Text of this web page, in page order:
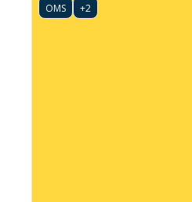
OMS +2